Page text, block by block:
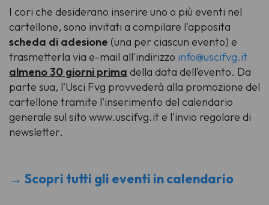
I cori che desiderano inserire uno o più eventi nel
cartellone, sono invitati a compilare l'apposita
scheda di adesione (una per ciascun evento) e
trasmetterla via e-mail all'indirizzo info@uscifvg.it
almeno 30 giorni prima della data dell’evento. Da
parte sua, l'Usci Fvg provvederà alla promozione del
cartellone tramite l'inserimento del calendario
generale sul sito www.uscifvg.it e l'invio regolare di
newsletter.
→ Scopri tutti gli eventi in calendario